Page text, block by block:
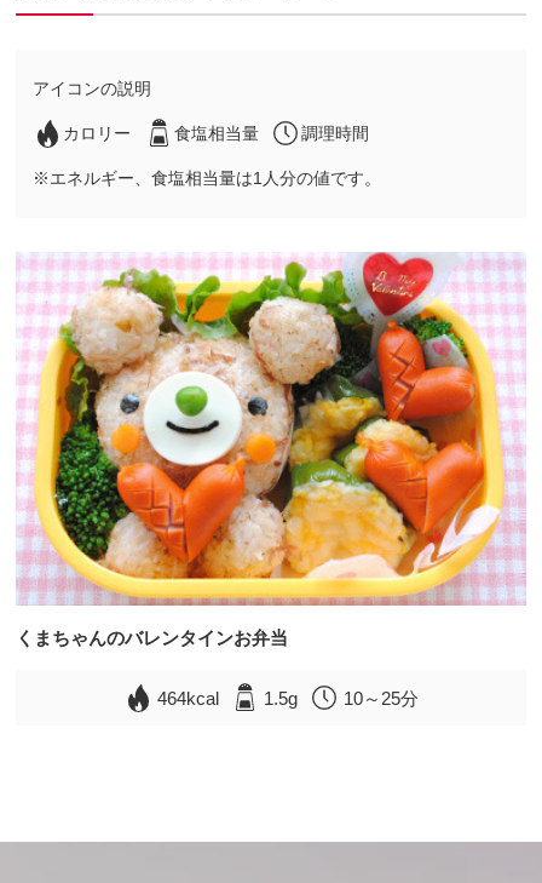
アイコンの説明
カロリー 食塩相当量 調理時間
※エネルギー、食塩相当量は1人分の値です。
くまちゃんのバレンタインお弁当
464kcal 1.5g 10～25分